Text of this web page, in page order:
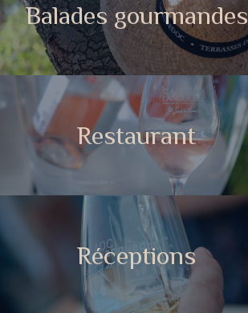
Balades gourmandes
Restaurant
Réceptions